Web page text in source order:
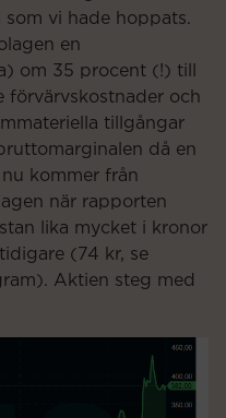
vi hade hoppats.
en
om 35 procent (!) till
förvärvskostnader och
tillgångar
då en
kommer från
när rapporten
lika mycket i kronor
(74 kr, se
Aktien steg med